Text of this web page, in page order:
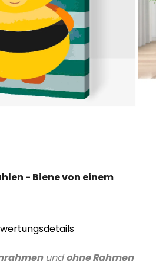
undohne Rahmen
- Biene von einem